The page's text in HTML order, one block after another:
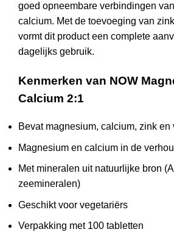
goed opneembare verbindingen
calcium. Met de toevoeging van
vormt dit product een complete
dagelijks gebruik.
Kenmerken van NOW
Calcium 2:1
Bevat magnesium, calcium, zink en
Magnesium en calcium in de
Met mineralen uit natuurlijke bron
zeemineralen)
Geschikt voor vegetariërs
Verpakking met 100 tabletten